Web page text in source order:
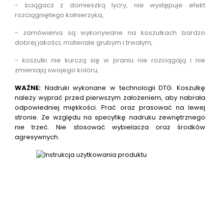
- ściągacz z domieszką lycry, nie występuje efekt
rozciągniętego kołnierzyka,
- zamówienia są wykonywane na koszulkach bardzo
dobrej jakości, materiale grubym i trwałym,
- koszulki nie kurczą się w praniu nie rozciągają i nie
zmieniają swojego koloru,
WAŻNE: Nadruki wykonane w technologii DTG. Koszulkę
należy wyprać przed pierwszym założeniem, aby nabrała
odpowiedniej miękkości. Prać oraz prasować na lewej
stronie. Ze względu na specyfikę nadruku zewnętrznego
nie trzeć. Nie stosować wybielacza oraz środków
agresywnych.